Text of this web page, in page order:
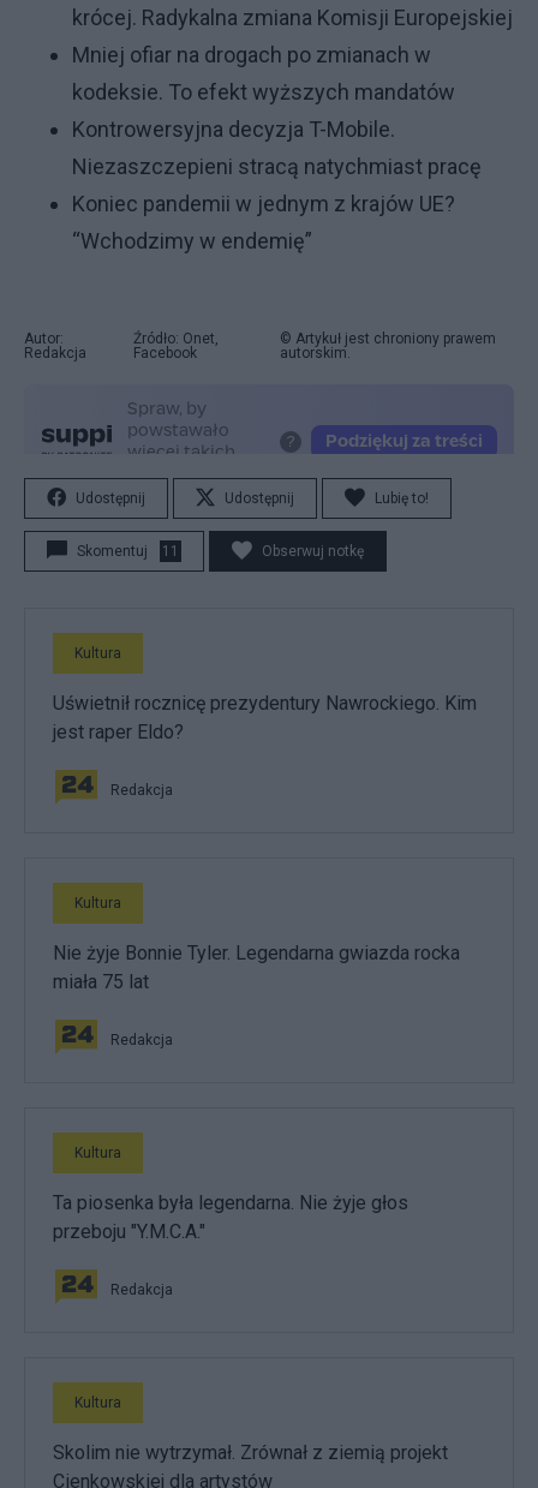
krócej. Radykalna zmiana Komisji Europejskiej
Mniej ofiar na drogach po zmianach w
kodeksie. To efekt wyższych mandatów
Kontrowersyjna decyzja T-Mobile.
Niezaszczepieni stracą natychmiast pracę
Koniec pandemii w jednym z krajów UE?
“Wchodzimy w endemię”
Autor:
Redakcja
Źródło: Onet,
Facebook
© Artykuł jest chroniony prawem
autorskim.
Udostępnij Udostępnij Lubię to!
Skomentuj 11 Obserwuj notkę
Kultura
Uświetnił rocznicę prezydentury Nawrockiego. Kim
jest raper Eldo?
Redakcja
Kultura
Nie żyje Bonnie Tyler. Legendarna gwiazda rocka
miała 75 lat
Redakcja
Kultura
Ta piosenka była legendarna. Nie żyje głos
przeboju "Y.M.C.A."
Redakcja
Kultura
Skolim nie wytrzymał. Zrównał z ziemią projekt
Cienkowskiej dla artystów